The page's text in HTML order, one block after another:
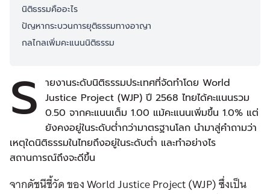
นิติธรรมคืออะไร
ปัญหากระบวนการยุติธรรมทางอาญา
กลไกลเพิ่มคะแนนนิติธรรม
ร ายงานระดับนิติธรรมประเทศที่จัดทำโดย World
Justice Project (WJP) ปี 2568 ไทยได้คะแนนรวม
0.50 จากคะแนนเต็ม 1.00 แม้คะแนนเพิ่มขึ้น 1.0% แต่
ยังคงอยู่ในระดับต่ำกว่ามาตรฐานโลก นำมาสู่คำถามว่า
เหตุใดนิติธรรมในไทยถึงอยู่ในระดับต่ำ และทำอย่างไร
สถานการณ์ถึงจะดีขึ้น
จากดัชนีชี้วัด ของ World Justice Project (WJP) ซึ่งเป็น